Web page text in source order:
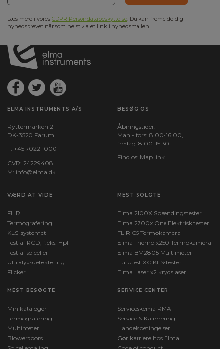
Læs mere i vores GDPR Persondatabeskyttelse. Du kan fremelde dig
nyhedsbrevet når som helst via et link i nyhedsmailen.
ELMA INSTRUMENTS A/S
Ryttermarken 2
DK-3520 Farum
T: +45 7022 1000
CVR: 24229408
M: info@elma.dk
BESØG OS
Åbningstider:
Man - tors: 8.00-16.00,
fredag: 8.00-15.30
Find os: Map link
VÆRD AT VIDE
FLIR
Termografering
KLS-systemet
Test af RCD, f.eks. HpFI
Test af solceller
Ultralydsdetektering
Flicker
MEST SOLGTE
Elma 2100X Spændingstester
Elma 2700x One Elektrisk tester
FLIR C5 Termokamera
Elma Themo x250 Termokamera
Elma BM2805 Multimeter
Eurotest XC KLS-tester
Elma Laser x2 krydslaser
MEST BESØGTE
Minikataloger
Termografering
Multimeter
Blowerdoors
SERVICE CENTER
Serviceskema RMA
Service & Kalibrering
Handelsbetingelser
Gør karriere hos Elma